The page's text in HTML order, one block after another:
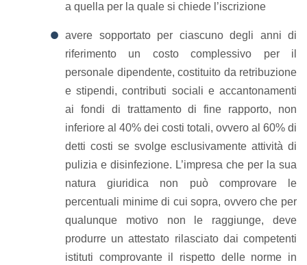
a quella per la quale si chiede l’iscrizione
avere sopportato per ciascuno degli anni di
riferimento un costo complessivo per il
personale dipendente, costituito da retribuzione
e stipendi, contributi sociali e accantonamenti
ai fondi di trattamento di fine rapporto, non
inferiore al 40% dei costi totali, ovvero al 60% di
detti costi se svolge esclusivamente attività di
pulizia e disinfezione. L’impresa che per la sua
natura giuridica non può comprovare le
percentuali minime di cui sopra, ovvero che per
qualunque motivo non le raggiunge, deve
produrre un attestato rilasciato dai competenti
istituti comprovante il rispetto delle norme in